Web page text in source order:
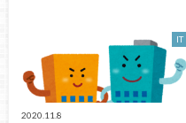
IT
2020.11.8